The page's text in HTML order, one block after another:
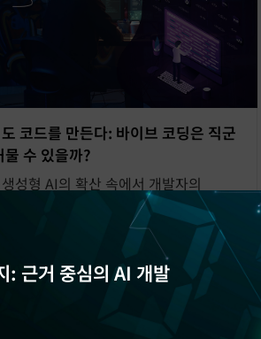
코드를 만든다: 바이브 코딩은 직군
물 수 있을까?
성형 AI의 확산 속에서 개발자의
려지고 있습니다. 지금 필요한 관점은
Engineering Qodo
: 근거 중심의 AI 개발